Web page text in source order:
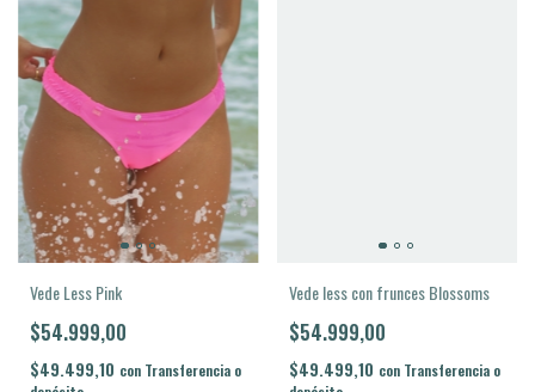
Vede Less Pink
$54.999,00
$49.499,10 con Transferencia o
Vede less con frunces Blossoms
$54.999,00
$49.499,10 con Transferencia o